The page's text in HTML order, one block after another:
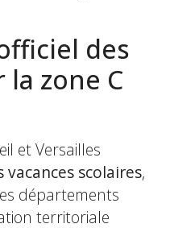
des
zone C
et Versailles
vacances scolaires,
départements
territoriale